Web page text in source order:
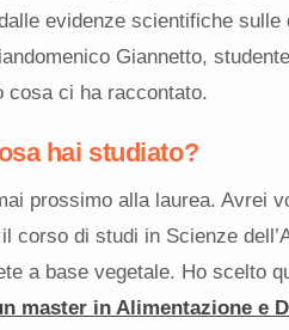
evidenze scientifiche sulle
Giannetto,
cosa ci ha raccontato.
hai studiato?
prossimo alla laurea. Avrei
corso di studi in Scienze
a base vegetale. Ho scelto
master in Alimentazione e